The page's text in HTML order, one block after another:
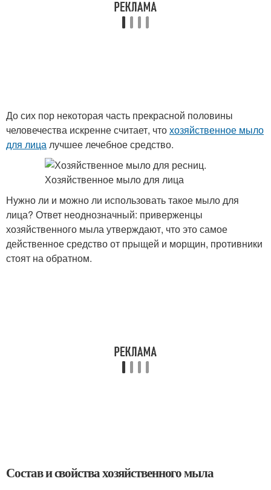
До сих пор некоторая часть прекрасной половины
человечества искренне считает, чтохозяйственное мыло
для лицалучшее лечебное средство.
Нужно ли и можно ли использовать такое мыло для
лица? Ответ неоднозначный: приверженцы
хозяйственного мыла утверждают, что это самое
действенное средство от прыщей и морщин, противники
стоят на обратном.
Состав и свойства хозяйственного мыла